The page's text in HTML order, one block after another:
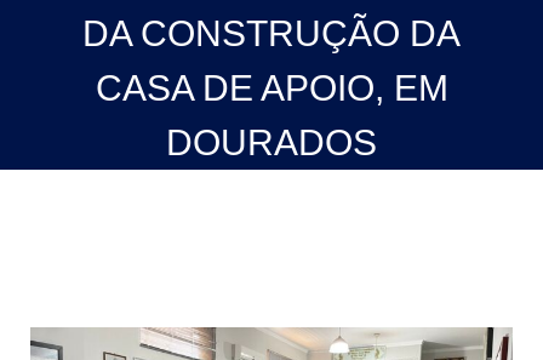
DA CONSTRUÇÃO DA
CASA DE APOIO, EM
DOURADOS